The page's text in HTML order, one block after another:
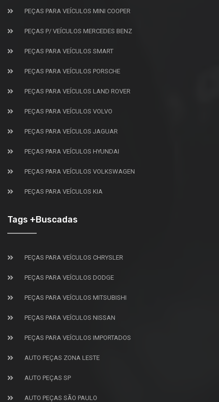
PEÇAS PARA VEÍCULOS MINI COOPER
PEÇAS P/ VEÍCULOS MERCEDES BENZ
PEÇAS PARA VEÍCULOS SMART
PEÇAS PARA VEÍCULOS PORSCHE
PEÇAS PARA VEÍCULOS LAND ROVER
PEÇAS PARA VEÍCULOS VOLVO
PEÇAS PARA VEÍCULOS JAGUAR
PEÇAS PARA VEÍCULOS HYUNDAI
PEÇAS PARA VEÍCULOS VOLKSWAGEN
PEÇAS PARA VEÍCULOS KIA
Tags +Buscadas
PEÇAS PARA VEÍCULOS CHRYSLER
PEÇAS PARA VEÍCULOS DODGE
PEÇAS PARA VEÍCULOS MITSUBISHI
PEÇAS PARA VEÍCULOS NISSAN
PEÇAS PARA VEÍCULOS IMPORTADOS
AUTO PEÇAS ZONA LESTE
AUTO PEÇAS SP
AUTO PEÇAS SÃO PAULO